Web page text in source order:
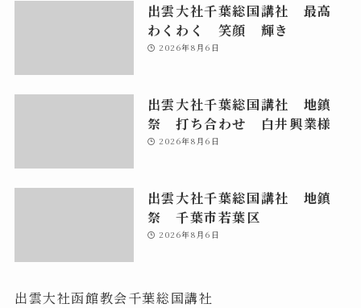
出雲大社千葉総国講社 最高
わくわく 笑顔 輝き
2026年8月6日
出雲大社千葉総国講社 地鎮
祭 打ち合わせ 白井興業様
2026年8月6日
出雲大社千葉総国講社 地鎮
祭 千葉市若葉区
2026年8月6日
出雲大社函館教会千葉総国講社